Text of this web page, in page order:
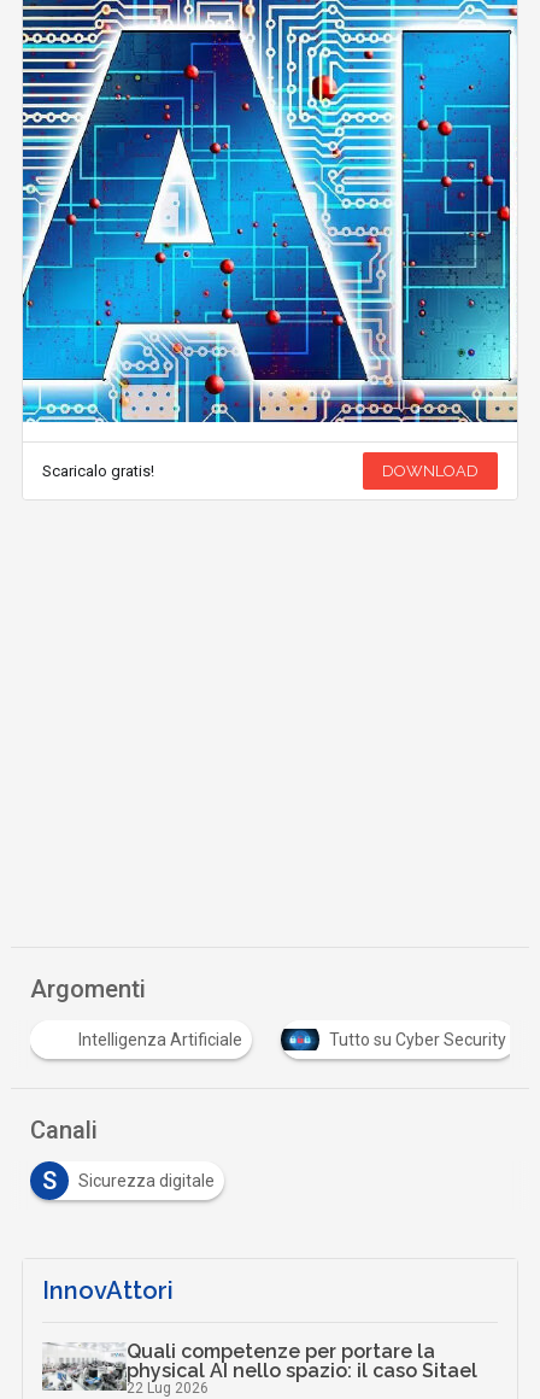
Scaricalo gratis! DOWNLOAD
Argomenti
Intelligenza Artificiale Tutto su Cyber Security
Canali
S
Sicurezza digitale
InnovAttori
Quali competenze per portare la
physical AI nello spazio: il caso Sitael
22 Lug 2026